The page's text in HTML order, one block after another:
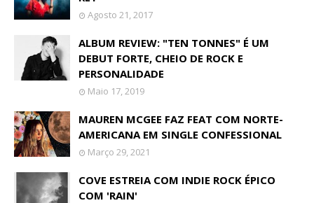
Agosto 21, 2017
ALBUM REVIEW: "TEN TONNES" É UM
DEBUT FORTE, CHEIO DE ROCK E
PERSONALIDADE
Maio 17, 2019
MAUREN MCGEE FAZ FEAT COM NORTE-
AMERICANA EM SINGLE CONFESSIONAL
Março 29, 2021
COVE ESTREIA COM INDIE ROCK ÉPICO
COM 'RAIN'